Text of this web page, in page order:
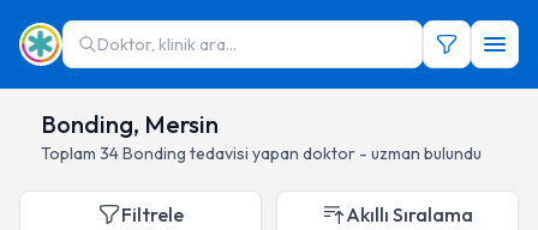
Doktor, klinik ara...
Bonding, Mersin
Toplam 34Bonding tedavisi yapan doktor - uzman bulundu
Filtrele Akıllı Sıralama